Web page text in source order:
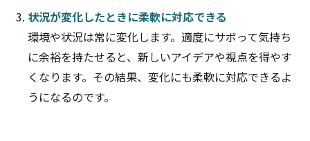
状況が変化したときに柔軟に対応できる
環境や状況は常に変化します。適度にサボって気持ち
に余裕を持たせると、新しいアイデアや視点を得やす
くなります。その結果、変化にも柔軟に対応できるよ
うになるのです。